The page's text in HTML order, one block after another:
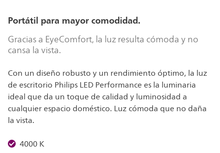
Portátil para mayor comodidad.
Gracias a EyeComfort, la luz resulta cómoda y no
cansa la vista.
Con un diseño robusto y un rendimiento óptimo, la luz
de escritorio Philips LED Performance es la luminaria
ideal que da un toque de calidad y luminosidad a
cualquier espacio doméstico. Luz cómoda que no daña
la vista.
4000 K